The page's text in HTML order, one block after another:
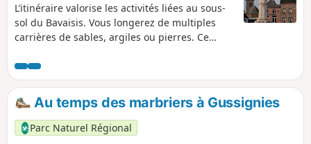
L’itinéraire valorise les activités liées au sous-
sol du Bavaisis. Vous longerez de multiples
carrières de sables, argiles ou pierres. Ce
cyclotouristes avertis.
Au temps des marbriers à Gussignies
Parc Naturel Régional